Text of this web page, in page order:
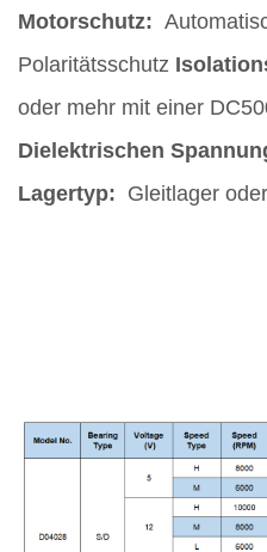
Motorschutz:
Polaritätsschutz
oder mehr mit einer
Dielektrischen
Lagertyp: Gleitlager